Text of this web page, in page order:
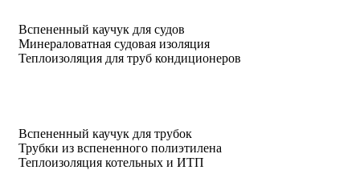
Вспененный каучук для судов
Минераловатная судовая изоляция
Теплоизоляция для труб кондиционеров
Вспененный каучук для трубок
Трубки из вспененного полиэтилена
Теплоизоляция котельных и ИТП